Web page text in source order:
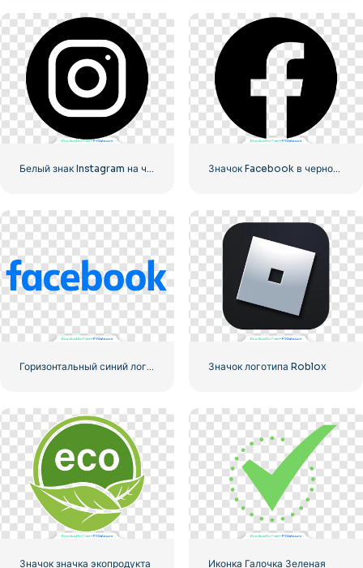
Белый знак Instagram на черном круге Значок Facebook в черном кружке
Значок логотипа Roblox
Значок значка экопродукта Иконка Галочка Зеленая